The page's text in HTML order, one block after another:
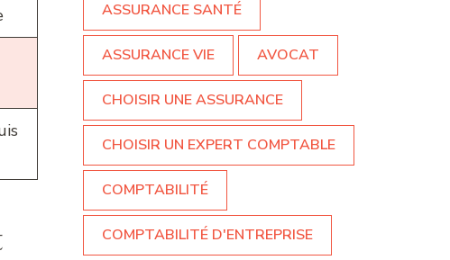
ASSURANCE SANTÉ
ASSURANCE VIE AVOCAT
CHOISIR UNE ASSURANCE
CHOISIR UN EXPERT COMPTABLE
COMPTABILITÉ
COMPTABILITÉ D'ENTREPRISE